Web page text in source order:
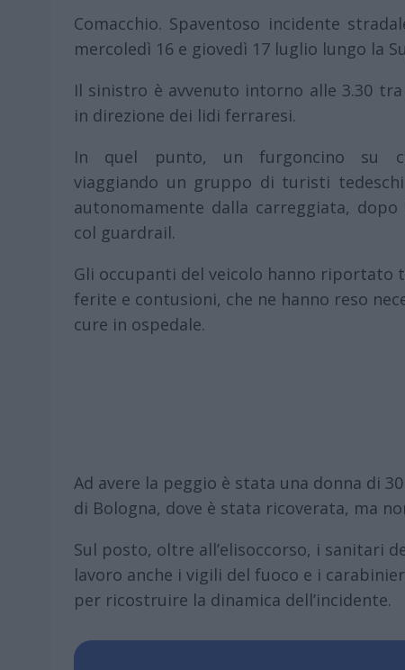
Comacchio. Spaventoso incidente
mercoledì 16 e giovedì 17 luglio lungo la
Il sinistro è avvenuto intorno alle 3.30
in direzione dei lidi ferraresi.
In quel punto, un furgoncino su
viaggiando un gruppo di turisti
autonomamente dalla carreggiata, dopo
col guardrail.
Gli occupanti del veicolo hanno riportato
ferite e contusioni, che ne hanno reso
cure in ospedale.
Ad avere la peggio è stata una donna di
di Bologna, dove è stata ricoverata, ma
Sul posto, oltre all’elisoccorso, i sanitari
lavoro anche i vigili del fuoco e i
per ricostruire la dinamica dell’incidente.